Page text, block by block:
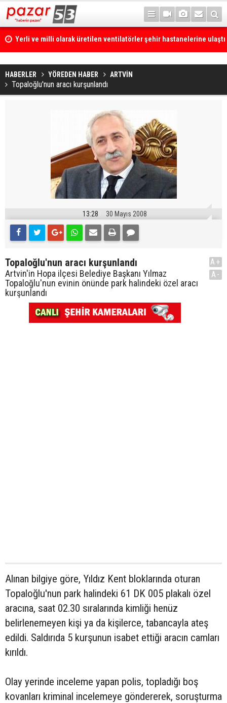
Yerli ve milli olarak üretilen ventilatörler şehir hastanelerine ulaştı
HABERLER YÖREDEN HABER ARTVİN
Topaloğlu'nun aracı kurşunlandı
13:28 30 Mayıs 2008
Topaloğlu'nun aracı kurşunlandı
Artvin'in Hopa ilçesi Belediye Başkanı Yılmaz
Topaloğlu'nun evinin önünde park halindeki özel aracı
kurşunlandı
A+
A-
Alınan bilgiye göre, Yıldız Kent bloklarında oturan
Topaloğlu'nun park halindeki 61 DK 005 plakalı özel
aracına, saat 02.30 sıralarında kimliği henüz
belirlenemeyen kişi ya da kişilerce, tabancayla ateş
edildi. Saldırıda 5 kurşunun isabet ettiği aracın camları
kırıldı.
Olay yerinde inceleme yapan polis, topladığı boş
kovanları kriminal incelemeye göndererek, soruşturma